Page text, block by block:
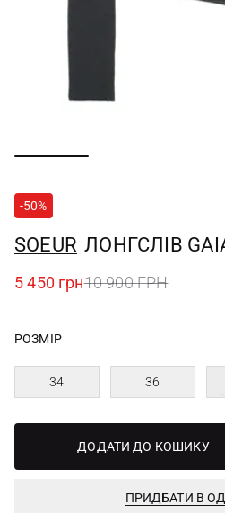
-50%
SOEUR ЛОНГСЛІВ
5 450 грн10 900 ГРН
РОЗМІР
34 36
ДОДАТИ ДО КОШИКУ
ПРИДБАТИ В